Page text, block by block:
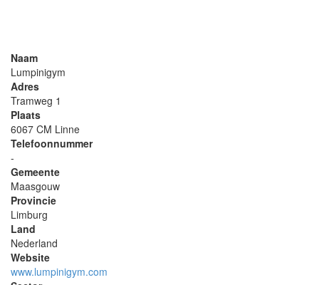
Naam
Lumpinigym
Adres
Tramweg 1
Plaats
6067 CM Linne
Telefoonnummer
-
Gemeente
Maasgouw
Provincie
Limburg
Land
Nederland
Website
www.lumpinigym.com